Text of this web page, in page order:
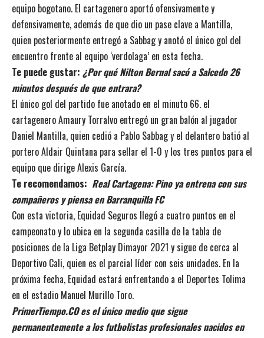
equipo bogotano. El cartagenero aportó ofensivamente y
defensivamente, además de que dio un pase clave a Mantilla,
quien posteriormente entregó a Sabbag y anotó el único gol del
encuentro frente al equipo ‘verdolaga’ en esta fecha.
Te puede gustar: ¿Por qué Nilton Bernal sacó a Salcedo 26
minutos después de que entrara?
El único gol del partido fue anotado en el minuto 66. el
cartagenero Amaury Torralvo entregó un gran balón al jugador
Daniel Mantilla, quien cedió a Pablo Sabbag y el delantero batió al
portero Aldair Quintana para sellar el 1-0 y los tres puntos para el
equipo que dirige Alexis García.
Te recomendamos: Real Cartagena: Pino ya entrena con sus
compañeros y piensa en Barranquilla FC
Con esta victoria, Equidad Seguros llegó a cuatro puntos en el
campeonato y lo ubica en la segunda casilla de la tabla de
posiciones de la Liga Betplay Dimayor 2021 y sigue de cerca al
Deportivo Cali, quien es el parcial líder con seis unidades. En la
próxima fecha, Equidad estará enfrentando a el Deportes Tolima
en el estadio Manuel Murillo Toro.
PrimerTiempo.CO es el único medio que sigue
permanentemente a los futbolistas profesionales nacidos en